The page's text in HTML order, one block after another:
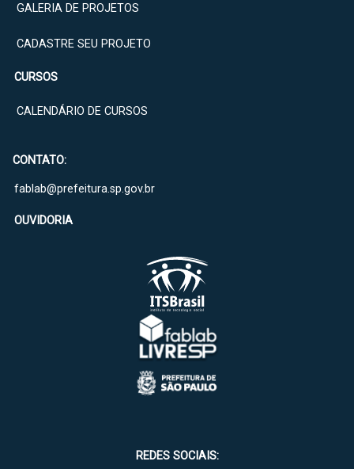
REDES SOCIAIS:
GALERIA DE PROJETOS
CADASTRE SEU PROJETO
CURSOS
CALENDÁRIO DE CURSOS
CONTATO:
fablab@prefeitura.sp.gov.br
OUVIDORIA